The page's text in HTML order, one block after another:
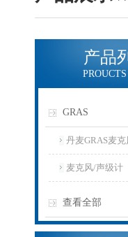
产品
GRAS
丹麦GRAS麦克
麦克风/声级计
查看全部